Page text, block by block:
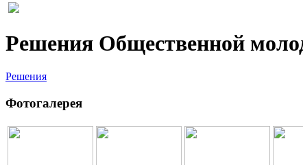
Решения Общественной
Решения
Фотогалерея